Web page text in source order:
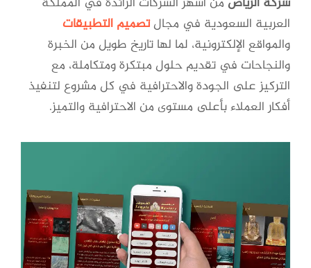
العربية السعودية في مجالتصميم التطبيقات
والمواقع الإلكترونية، لما لها تاريخ طويل من الخبرة
والنجاحات في تقديم حلول مبتكرة ومتكاملة، مع
التركيز على الجودة والاحترافية في كل مشروع لتنفيذ
أفكار العملاء بأعلى مستوى من الاحترافية والتميز.